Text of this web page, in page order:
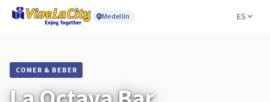
Medellín ES
COMER & BEBER